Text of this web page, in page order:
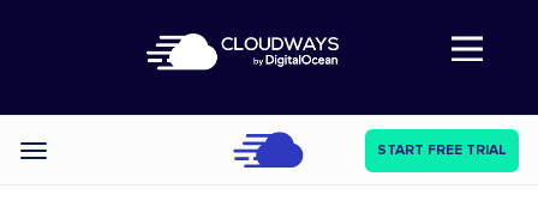
Abre a navegação
Categories START FREE TRIAL